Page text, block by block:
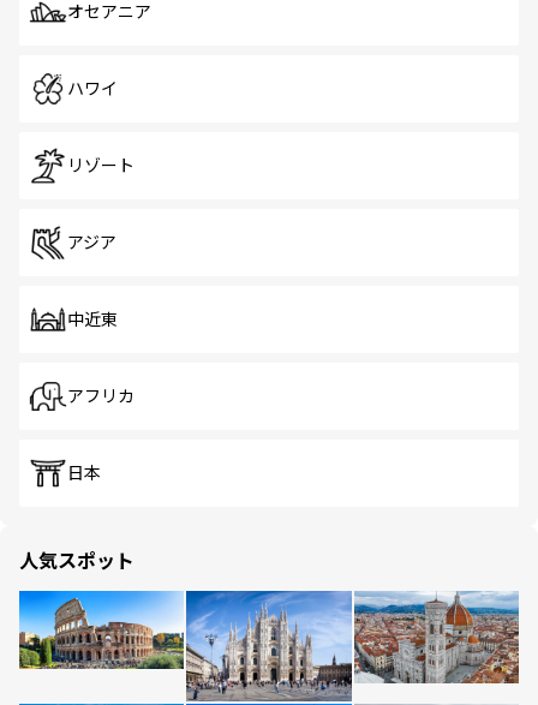
オセアニア
ハワイ
リゾート
アジア
中近東
アフリカ
日本
人気スポット